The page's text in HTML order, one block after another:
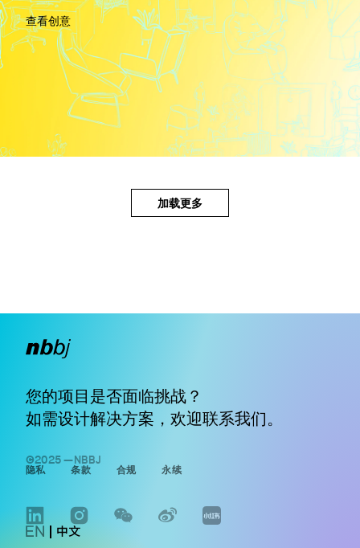
查看创意
加载更多
您的项目是否面临挑战？
如需设计解决方案，欢迎联系我们。
©2025 —NBBJ
隐私 条款 合规 永续
LINKEDININSTAGRAM